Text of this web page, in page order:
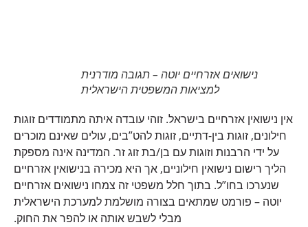
נישואים אזרחיים יוטה – תגובה מודרנית
למציאות המשפטית הישראלית
אין נישואין אזרחיים בישראל. זוהי עובדה איתה מתמודדים זוגות
חילונים, זוגות בין-דתיים, זוגות להט”בים, עולים שאינם מוכרים
על ידי הרבנות וזוגות עם בן/בת זוג זר. המדינה אינה מספקת
הליך רישום נישואין חילוניים, אך היא מכירה בנישואין אזרחיים
שנערכו בחו”ל. בתוך חלל משפטי זה צמחו נישואים אזרחיים
יוטה – פורמט שמתאים בצורה מושלמת למערכת הישראלית
מבלי לשבש אותה או להפר את החוק.